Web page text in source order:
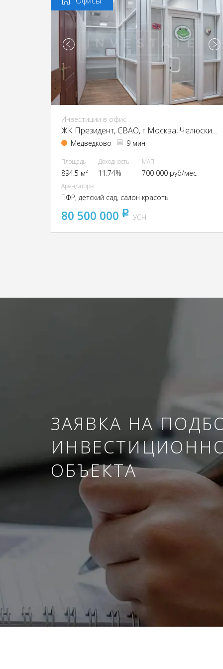
Инвестиции в офис
ЖК Президент, CВАО, г Москва, Челюскинская ул., 9
Медведково 9 мин
Площадь
894.5 м²
Доходность
11.74%
МАП
700 000 руб/мес
Арендаторы
ПФР, детский сад, салон красоты
80 500 000 pуб
УСН
ЗАЯВКА НА
ОБЪЕКТА